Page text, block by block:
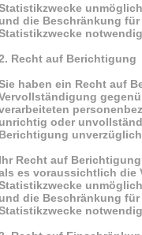
die Beschränkung
Recht auf Berichtigung
haben ein Recht auf
oder
Recht auf
es voraussichtlich die
die Beschränkung